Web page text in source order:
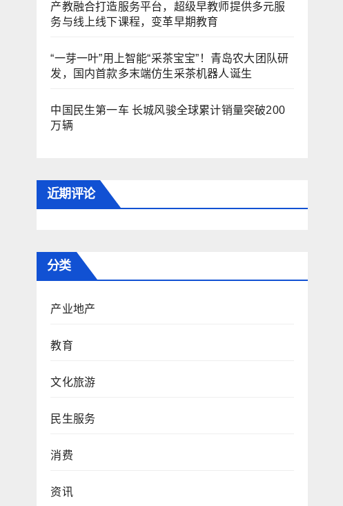
产教融合打造服务平台，超级早教师提供多元服
务与线上线下课程，变革早期教育
“一芽一叶”用上智能“采茶宝宝”！青岛农大团队研
发，国内首款多末端仿生采茶机器人诞生
中国民生第一车 长城风骏全球累计销量突破200
万辆
近期评论
分类
产业地产
教育
文化旅游
民生服务
消费
资讯